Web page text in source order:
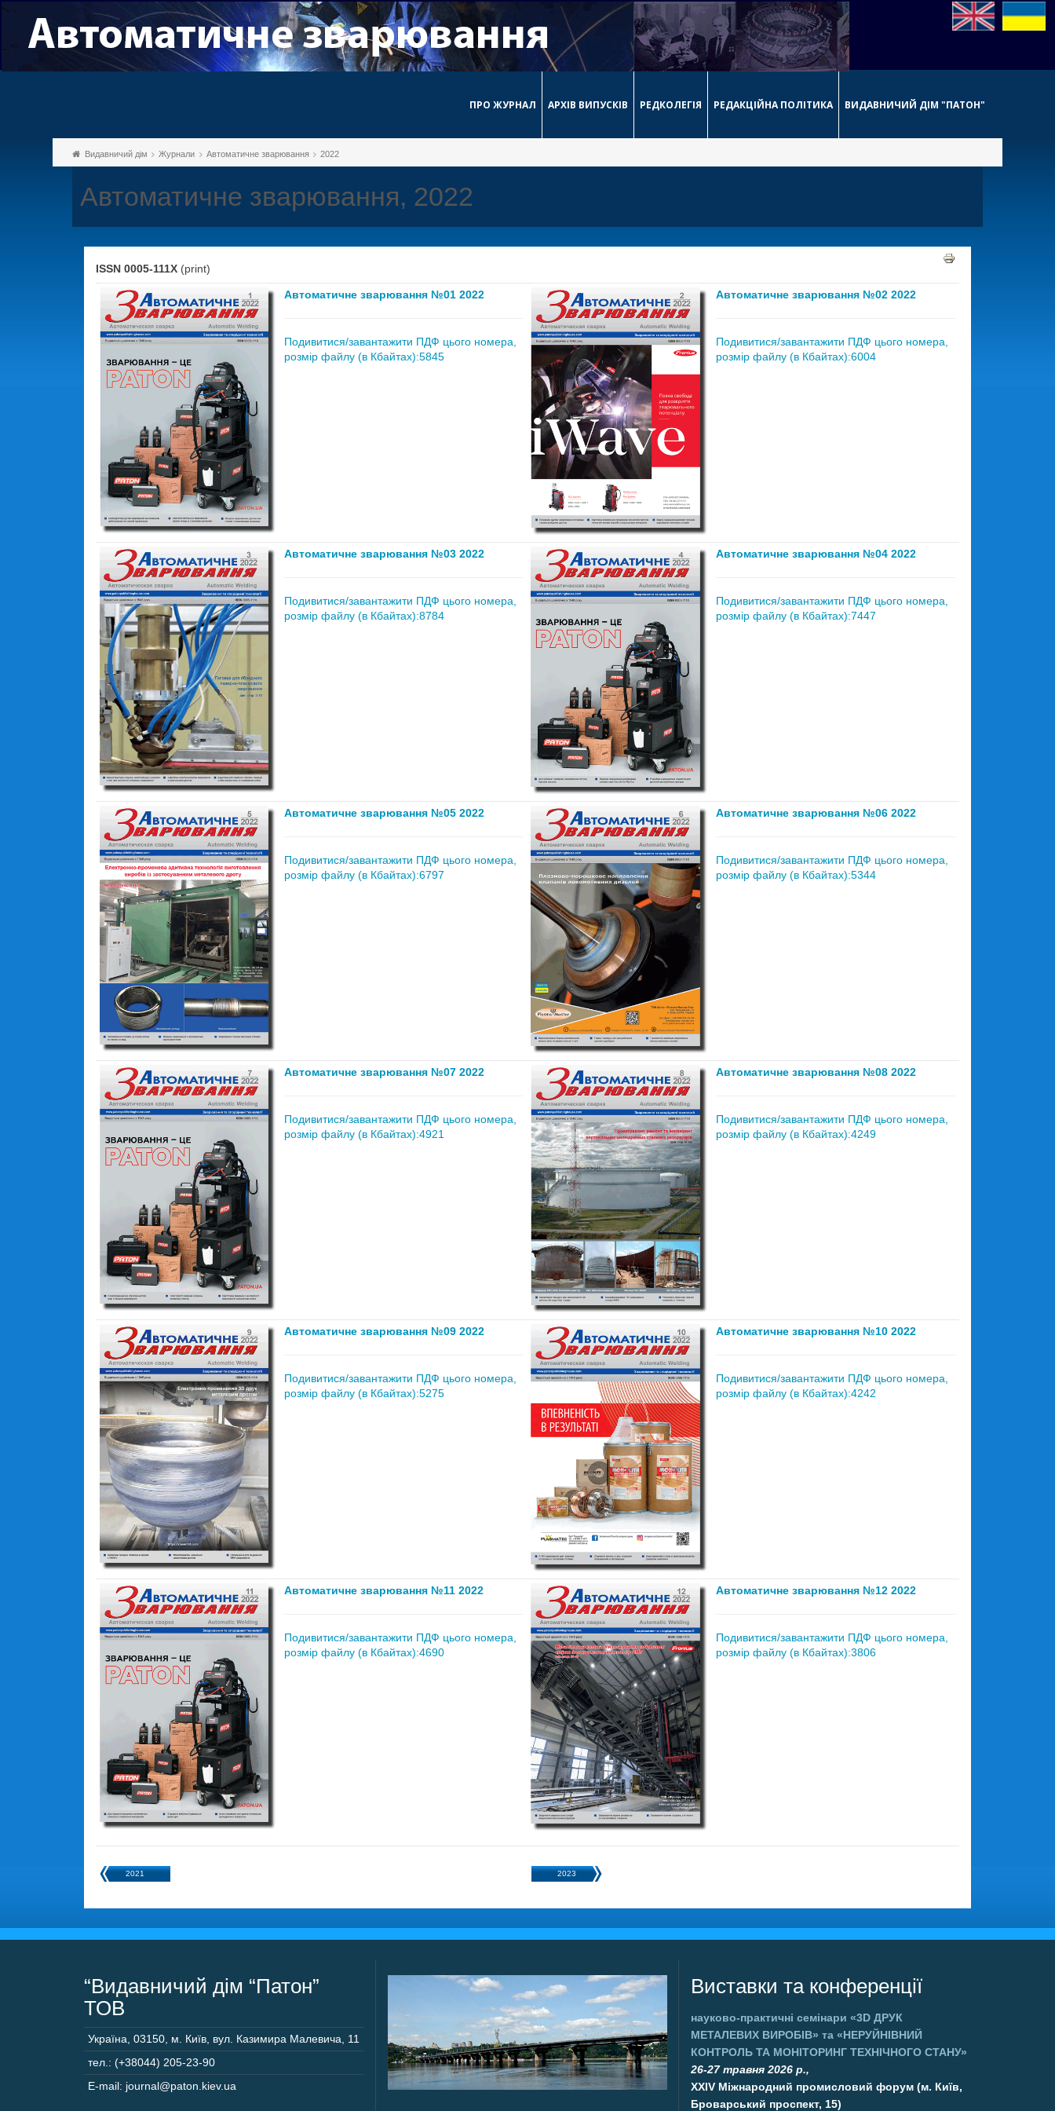
ПРО ЖУРНАЛ АРХІВ ВИПУСКІВ РЕДКОЛЕГІЯ РЕДАКЦІЙНА ПОЛІТИКА ВИДАВНИЧИЙ ДІМ "ПАТОН"
Видавничий дім Журнали Автоматичне зварювання 2022
Автоматичне зварювання, 2022
ISSN 0005-111X (print)
Автоматичне зварювання №01 2022
Подивитися/завантажити ПДФ цього номера,
розмір файлу (в Кбайтах):5845
Автоматичне зварювання №02 2022
Подивитися/завантажити ПДФ цього номера,
розмір файлу (в Кбайтах):6004
Автоматичне зварювання №03 2022
Подивитися/завантажити ПДФ цього номера,
розмір файлу (в Кбайтах):8784
Автоматичне зварювання №04 2022
Подивитися/завантажити ПДФ цього номера,
розмір файлу (в Кбайтах):7447
Автоматичне зварювання №05 2022
Подивитися/завантажити ПДФ цього номера,
розмір файлу (в Кбайтах):6797
Автоматичне зварювання №06 2022
Подивитися/завантажити ПДФ цього номера,
розмір файлу (в Кбайтах):5344
Автоматичне зварювання №07 2022
Подивитися/завантажити ПДФ цього номера,
розмір файлу (в Кбайтах):4921
Автоматичне зварювання №08 2022
Подивитися/завантажити ПДФ цього номера,
розмір файлу (в Кбайтах):4249
Автоматичне зварювання №09 2022
Подивитися/завантажити ПДФ цього номера,
розмір файлу (в Кбайтах):5275
Автоматичне зварювання №10 2022
Подивитися/завантажити ПДФ цього номера,
розмір файлу (в Кбайтах):4242
Автоматичне зварювання №11 2022
Подивитися/завантажити ПДФ цього номера,
розмір файлу (в Кбайтах):4690
Автоматичне зварювання №12 2022
Подивитися/завантажити ПДФ цього номера,
розмір файлу (в Кбайтах):3806
2021 2023
“Видавничий дім “Патон”
ТОВ
Україна 03150 м. Київ, вул. Казимира Малевича, 11
тел.: (+38044) 205-23-90
E-mail: journal@paton.kiev.ua
Виставки та конференції
науково-практичні семінари«3D ДРУК
МЕТАЛЕВИХ ВИРОБІВ» та«НЕРУЙНІВНИЙ
КОНТРОЛЬ ТА МОНІТОРИНГ ТЕХНІЧНОГО СТАНУ»
26-27 травня 2026 р.,
XXIV Міжнародний промисловий форум (м. Київ,
Броварський проспект, 15)